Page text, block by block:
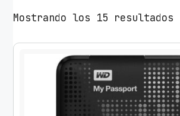
Mostrando los 15 resultados
d
e
n
a
d